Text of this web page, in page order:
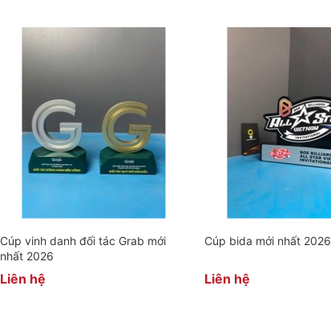
Cúp vinh danh đối tác Grab mới
nhất 2026
Liên hệ
Cúp bida mới nhất 2026
Liên hệ